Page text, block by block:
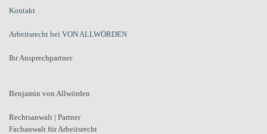
Kontakt
Arbeitsrecht bei VON ALLWÖRDEN
Ihr Ansprechpartner
Benjamin von Allwörden
Rechtsanwalt | Partner
Fachanwalt für Arbeitsrecht